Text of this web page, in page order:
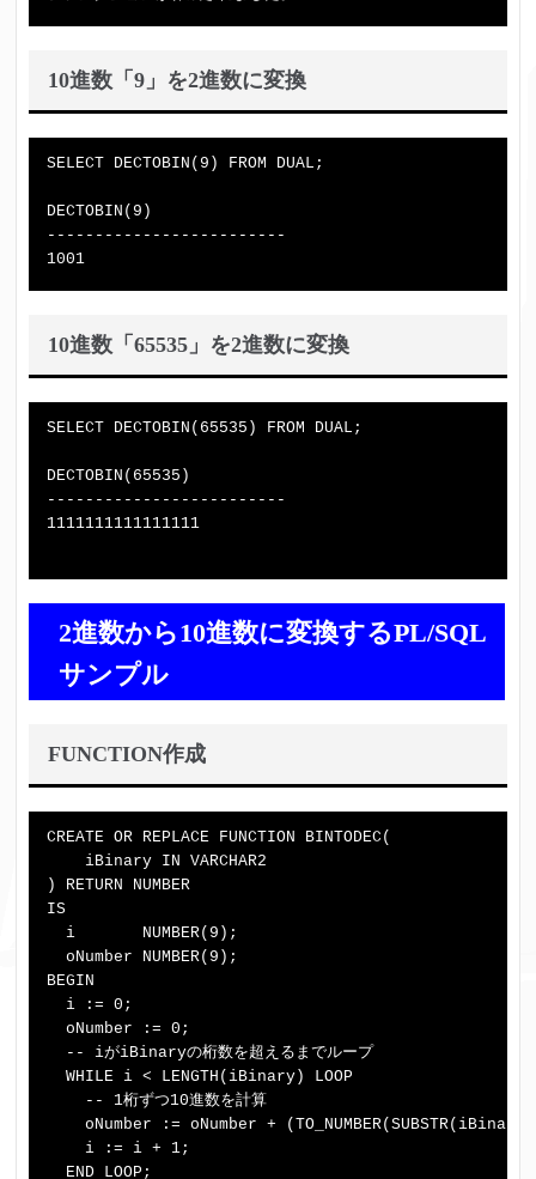
10進数「9」を2進数に変換
SELECT DECTOBIN(9) FROM DUAL;
DECTOBIN(9)
-------------------------
10進数「65535」を2進数に変換
SELECT DECTOBIN(65535) FROM DUAL;
DECTOBIN(65535)
-------------------------
1111111111111111
2進数から10進数に変換するPL/SQL
サンプル
FUNCTION作成
CREATE OR REPLACE FUNCTION BINTODEC(
    iBinary IN VARCHAR2
) RETURN NUMBER
IS
  i       NUMBER(9);
  oNumber NUMBER(9);
BEGIN
  i := 0;
  oNumber := 0;
  -- iがiBinaryの桁数を超えるまでループ
  WHILE i < LENGTH(iBinary) LOOP
    -- 1桁ずつ10進数を計算
oNumber := oNumber +
    i := i + 1;
  END LOOP;